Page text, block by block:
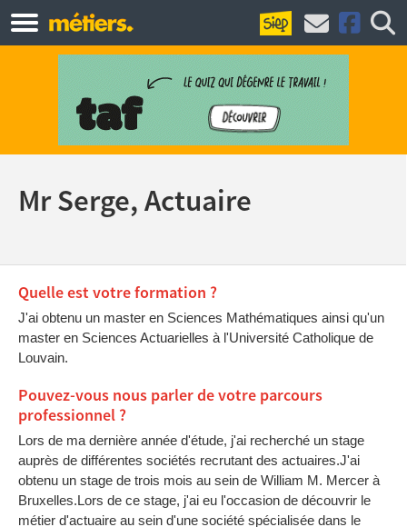
Mr Serge, Actuaire
Quelle est votre formation ?
J'ai obtenu un master en Sciences Mathématiques ainsi qu'un
master en Sciences Actuarielles à l'Université Catholique de
Louvain.
Pouvez-vous nous parler de votre parcours
professionnel ?
Lors de ma dernière année d'étude, j'ai recherché un stage
auprès de différentes sociétés recrutant des actuaires.J'ai
obtenu un stage de trois mois au sein de William M. Mercer à
Bruxelles.Lors de ce stage, j'ai eu l'occasion de découvrir le
métier d'actuaire au sein d'une société spécialisée dans le